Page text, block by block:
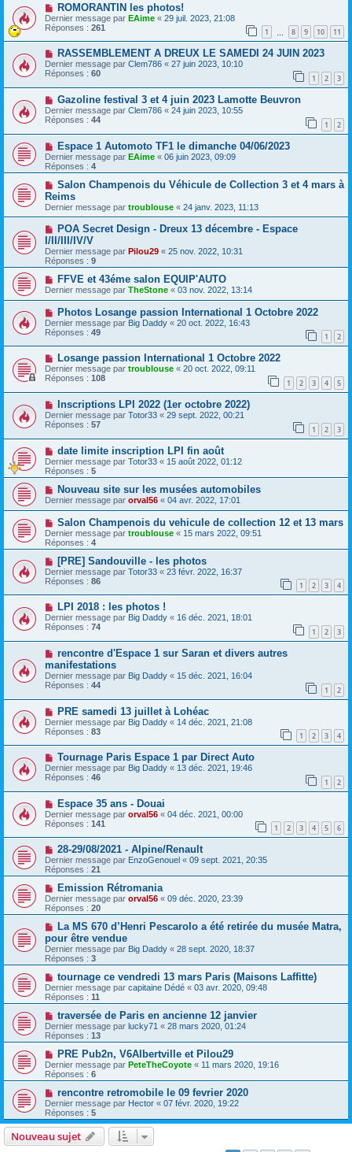
ROMORANTIN les photos!
Dernier message par EAime « 29 juil. 2023, 21:08
Réponses : 261 1 8 9 10 11
RASSEMBLEMENT A DREUX LE SAMEDI 24 JUIN 2023
Dernier message par Clem786 « 27 juin 2023, 10:10
Réponses : 60 1 2 3
Gazoline festival 3 et 4 juin 2023 Lamotte Beuvron
Dernier message par Clem786 « 24 juin 2023, 10:55
Réponses : 44 1 2
Espace 1 Automoto TF1 le dimanche 04/06/2023
Dernier message par EAime « 06 juin 2023, 09:09
Réponses : 4
Salon Champenois du Véhicule de Collection 3 et 4 mars à
Reims
Dernier message par troublouse « 24 janv. 2023, 11:13
POA Secret Design - Dreux 13 décembre - Espace
I/II/III/IV/V
Dernier message par Pilou29 « 25 nov. 2022, 10:31
Réponses : 9
FFVE et 43éme salon EQUIP'AUTO
Dernier message par TheStone « 03 nov. 2022, 13:14
Photos Losange passion International 1 Octobre 2022
Dernier message par Big Daddy « 20 oct. 2022, 16:43
Réponses : 49 1 2
Losange passion International 1 Octobre 2022
Dernier message par troublouse « 20 oct. 2022, 09:11
Réponses : 108 1 2 3 4 5
Inscriptions LPI 2022 (1er octobre 2022)
Dernier message par Totor33 « 29 sept. 2022, 00:21
Réponses : 57 1 2 3
date limite inscription LPI fin août
Dernier message par Totor33 « 15 août 2022, 01:12
Réponses : 5
Nouveau site sur les musées automobiles
Dernier message par orval56 « 04 avr. 2022, 17:01
Salon Champenois du vehicule de collection 12 et 13 mars
Dernier message par troublouse « 15 mars 2022, 09:51
Réponses : 4
[PRE] Sandouville - les photos
Dernier message par Totor33 « 23 févr. 2022, 16:37
Réponses : 86 1 2 3 4
LPI 2018 : les photos !
Dernier message par Big Daddy « 16 déc. 2021, 18:01
Réponses : 74 1 2 3
rencontre d'Espace 1 sur Saran et divers autres
manifestations
Dernier message par Big Daddy « 15 déc. 2021, 16:04
Réponses : 44 1 2
PRE samedi 13 juillet à Lohéac
Dernier message par Big Daddy « 14 déc. 2021, 21:08
Réponses : 83 1 2 3 4
Tournage Paris Espace 1 par Direct Auto
Dernier message par Big Daddy « 13 déc. 2021, 19:46
Réponses : 46 1 2
Espace 35 ans - Douai
Dernier message par orval56 « 04 déc. 2021, 00:00
Réponses : 141 1 2 3 4 5 6
28-29/08/2021 - Alpine/Renault
Dernier message par EnzoGenouel « 09 sept. 2021, 20:35
Réponses : 21
Emission Rétromania
Dernier message par orval56 « 09 déc. 2020, 23:39
Réponses : 20
La MS 670 d’Henri Pescarolo a été retirée du musée Matra,
pour être vendue
Dernier message par Big Daddy « 28 sept. 2020, 18:37
Réponses : 3
tournage ce vendredi 13 mars Paris (Maisons Laffitte)
Dernier message par capitaine Dédé « 03 avr. 2020, 09:48
Réponses : 11
traversée de Paris en ancienne 12 janvier
Dernier message par lucky71 « 28 mars 2020, 01:24
Réponses : 13
PRE Pub2n, V6Albertville et Pilou29
Dernier message par PeteTheCoyote « 11 mars 2020, 19:16
Réponses : 6
rencontre retromobile le 09 fevrier 2020
Dernier message par Hector « 07 févr. 2020, 19:22
Réponses : 5
Nouveau sujet